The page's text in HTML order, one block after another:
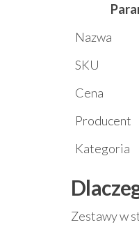
Nazwa
SKU
Cena
Producent
Kategoria
Zestawy w